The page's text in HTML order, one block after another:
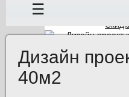
☰
Дизайн
40м2